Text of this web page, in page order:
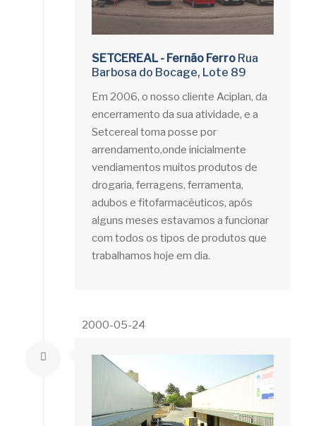
SETCEREAL - Fernão Ferro Rua
Barbosa do Bocage, Lote 89
Em 2006, o nosso cliente Aciplan, da
encerramento da sua atividade, e a
Setcereal toma posse por
arrendamento,onde inicialmente
vendiamentos muitos produtos de
drogaria, ferragens, ferramenta,
adubos e fitofarmacêuticos, após
alguns meses estavamos a funcionar
com todos os tipos de produtos que
trabalhamos hoje em dia.
2000-05-24